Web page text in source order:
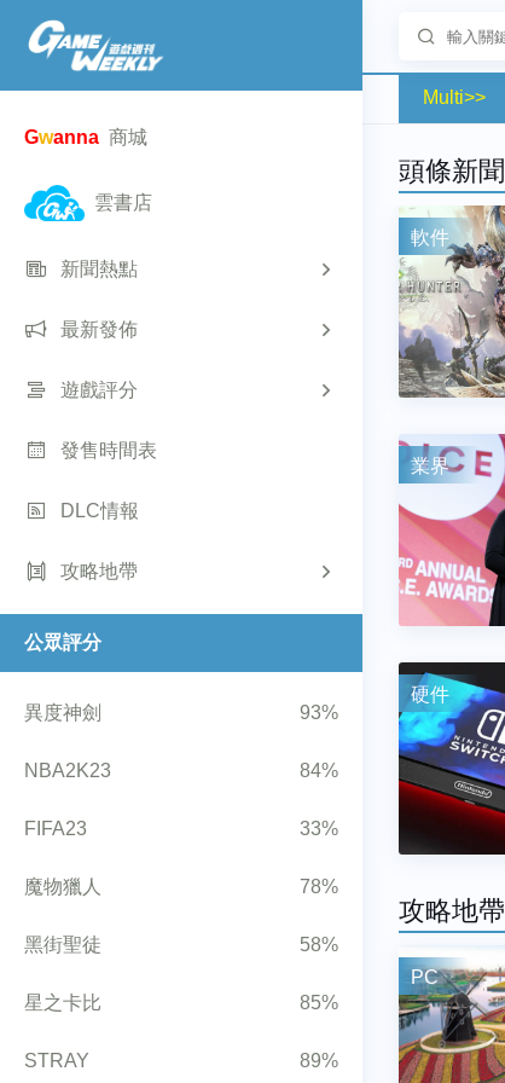
Gwanna 商城
雲書店
新聞熱點
最新發佈
遊戲評分
發售時間表
DLC情報
攻略地帶
公眾評分
異度神劍 93%
NBA2K23 84%
FIFA23 33%
魔物獵人 78%
黑街聖徒 58%
星之卡比 85%
STRAY 89%
Multi>>
頭條新聞
軟件
業界
硬件
攻略地帶
PC